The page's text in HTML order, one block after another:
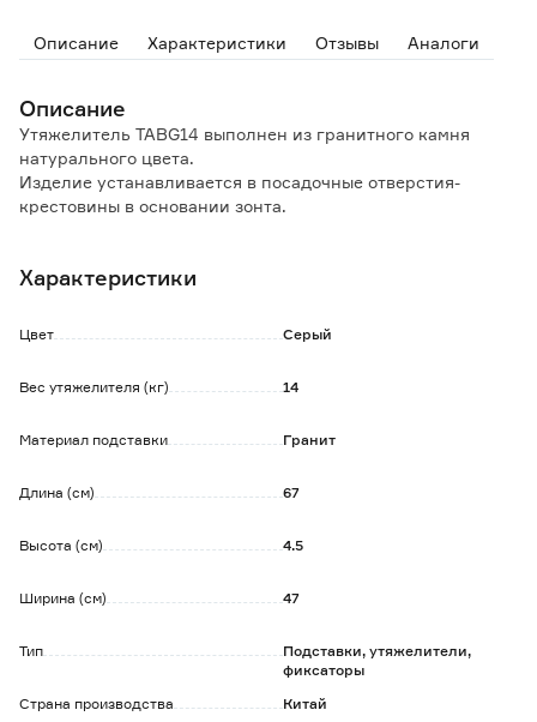
Описание Характеристики Отзывы Аналоги
Описание
Утяжелитель TABG14 выполнен из гранитного камня
натурального цвета.
Изделие устанавливается в посадочные отверстия-
крестовины в основании зонта.
Рекомендуется использовать 4 сегмента для
Характеристики
Цвет Серый
Вес утяжелителя (кг) 14
Материал подставки Гранит
Длина (см) 67
Высота (см) 4.5
Ширина (см) 47
Тип
Подставки, утяжелители,
фиксаторы
Страна производства
Китай